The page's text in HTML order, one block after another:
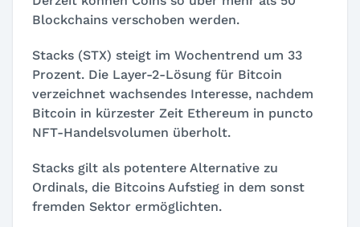
Blockchains verschoben werden.
Stacks (STX) steigt im Wochentrend um 33
Prozent. Die Layer-2-Lösung für Bitcoin
verzeichnet wachsendes Interesse, nachdem
Bitcoin in kürzester Zeit Ethereum in puncto
NFT-Handelsvolumen überholt.
Stacks gilt als potentere Alternative zu
Ordinals, die Bitcoins Aufstieg in dem sonst
fremden Sektor ermöglichten.